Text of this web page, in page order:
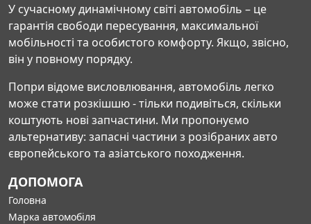
У сучасному динамічному світі автомобіль – це
гарантія свободи пересування, максимальної
мобільності та особистого комфорту. Якщо, звісно,
він у повному порядку.
Попри відоме висловлювання, автомобіль легко
може стати розкішшю - тільки подивіться, скільки
коштують нові запчастини. Ми пропонуємо
альтернативу: запасні частини з розібраних авто
європейського та азіатського походження.
ДОПОМОГА
Головна
Марка автомобіля